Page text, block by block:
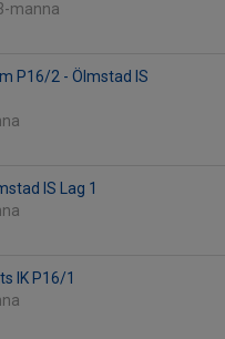
manna
P16/2 - Ölmstad IS
IS Lag 1
IK P16/1